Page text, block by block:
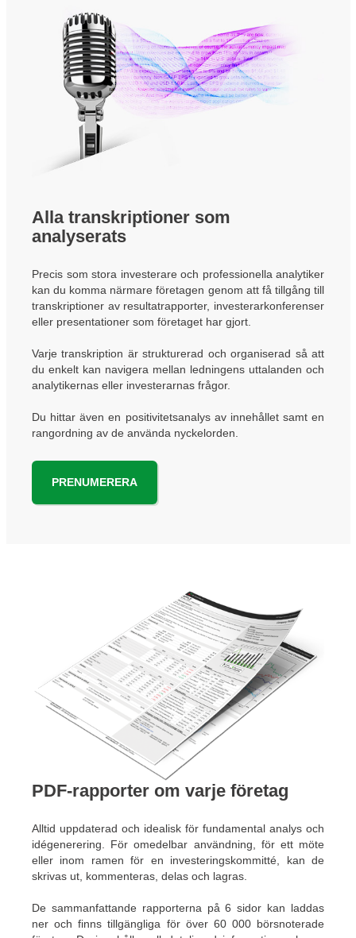
Alla transkriptioner som
analyserats
Precis som stora investerare och professionella analytiker
kan du komma närmare företagen genom att få tillgång till
transkriptioner av resultatrapporter, investerarkonferenser
eller presentationer som företaget har gjort.
Varje transkription är strukturerad och organiserad så att
du enkelt kan navigera mellan ledningens uttalanden och
analytikernas eller investerarnas frågor.
Du hittar även en positivitetsanalys av innehållet samt en
rangordning av de använda nyckelorden.
PRENUMERERA
PDF-rapporter om varje företag
Alltid uppdaterad och idealisk för fundamental analys och
idégenerering. För omedelbar användning, för ett möte
eller inom ramen för en investeringskommitté, kan de
skrivas ut, kommenteras, delas och lagras.
De sammanfattande rapporterna på 6 sidor kan laddas
ner och finns tillgängliga för över 60 000 börsnoterade